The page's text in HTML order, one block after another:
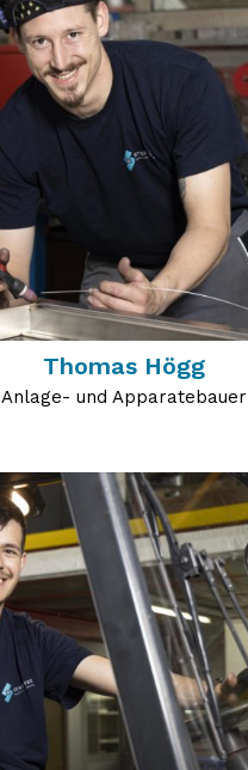
Thomas Högg
Anlage- und Apparatebauer